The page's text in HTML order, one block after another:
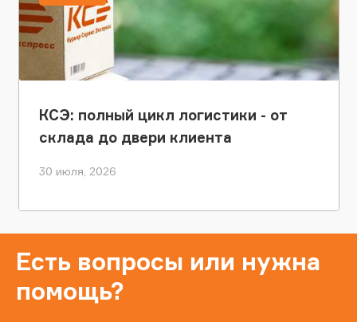
КСЭ: полный цикл логистики - от
склада до двери клиента
30 июля, 2026
Есть вопросы или нужна
помощь?